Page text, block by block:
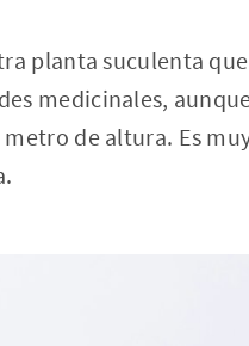
planta suculenta
medicinales,
de altura. Es